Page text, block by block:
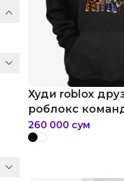
Худи roblox
роблокс
260 000 сум